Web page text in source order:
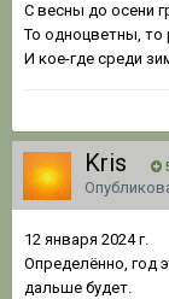
С весны до осени
То одноцветны, то
И кое-где среди
Kris
12 января 2024 г.
Определённо, год
дальше будет.